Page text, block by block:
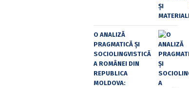
O ANALIZĂ
PRAGMATICĂ ȘI
SOCIOLINGVISTICĂ
A ROMÂNEI DIN
REPUBLICA
MOLDOVA: